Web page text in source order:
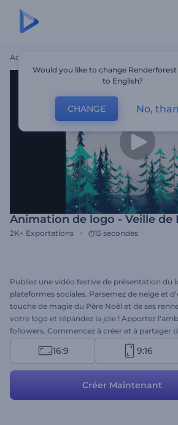
Accueil
Animation de logo - Veille de
2K+ Exportations 15 secondes
Publiez une vidéo festive de présentation du
plateformes sociales. Parsemez de neige et
touche de magie du Père Noël et de ses
votre logo et répandez la joie ! Apportez
followers. Commencez à créer et à partager
16:9 9:16
Créer Maintenant
Would you like to change
to English?
CHANGE No,